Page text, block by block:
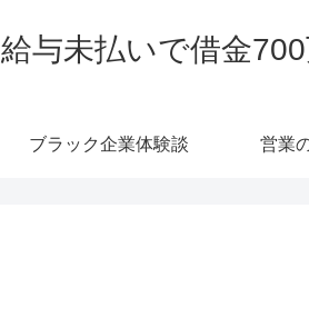
給与未払いで借金
ブラック企業体験談 営業